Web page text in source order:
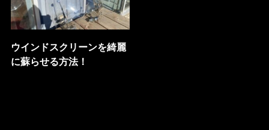
ウインドスクリーンを綺麗
に蘇らせる方法！